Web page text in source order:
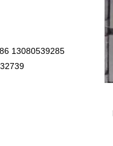
13080539285